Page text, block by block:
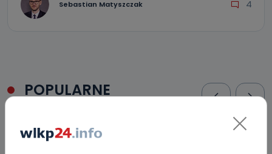
Sebastian Matyszczak 4
POPULARNE
EDUKACJA
GOSPODARKA I FINANSE